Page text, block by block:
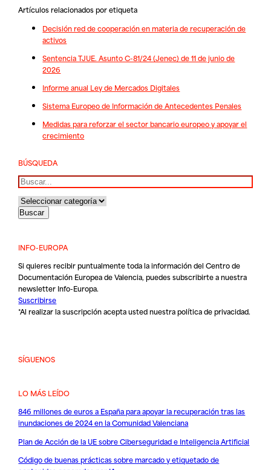
Artículos relacionados por etiqueta
Decisión red de cooperación en materia de recuperación de
activos
Sentencia TJUE. Asunto C-81/24 (Jenec) de 11 de junio de
2026
Informe anual Ley de Mercados Digitales
Sistema Europeo de Información de Antecedentes Penales
Medidas para reforzar el sector bancario europeo y apoyar el
crecimiento
BÚSQUEDA
Buscar
INFO-EUROPA
Si quieres recibir puntualmente toda la información del Centro de
Documentación Europea de Valencia, puedes subscribirte a nuestra
newsletter Info-Europa.
Suscribirse
*Al realizar la suscripción acepta usted nuestrapolítica de privacidad.
SÍGUENOS
LO MÁS LEÍDO
846 millones de euros a España para apoyar la recuperación tras las
inundaciones de 2024 en la Comunidad Valenciana
Plan de Acción de la UE sobre Ciberseguridad e Inteligencia Artificial
Código de buenas prácticas sobre marcado y etiquetado de